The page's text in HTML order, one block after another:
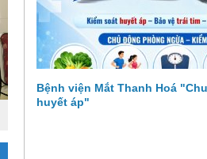
Bệnh viện Mắt Thanh Hoá
huyết áp"